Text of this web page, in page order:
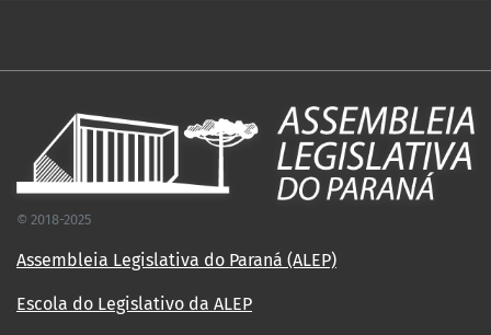
© 2018-2025
Assembleia Legislativa do Paraná (ALEP)
Escola do Legislativo da ALEP